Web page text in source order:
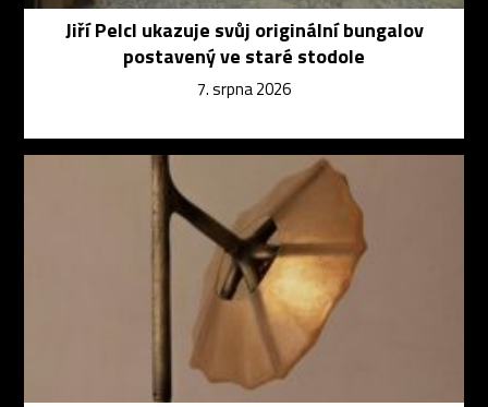
Jiří Pelcl ukazuje svůj originální bungalov
postavený ve staré stodole
7. srpna 2026